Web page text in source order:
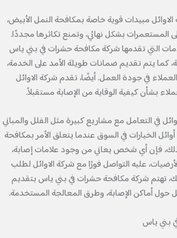
مبيدات قوية خاصة بمكافحة النمل الأبيض،
بشكل نهائي، وتمنع تكاثرها مجددًا.
التي تقدمها شركة مكافحة حشرات في بني ياس
يتم تقديم ضمانات طويلة الأمد على الخدمة،
في جودة العمل. أيضًا، تقدم شركة الاوائل
بشأن كيفية الوقاية من الإصابة مستقبلاً.
في التعامل مع مشاريع كبيرة مثل الفلل والمباني
الخيارات في السوق عندما يتعلق الأمر بمكافحة
فإن أي شخص يعاني من وجود علامات إصابة،
عليه التواصل فورًا مع شركة الاوائل لطلب
تهتم شركة مكافحة حشرات في بني ياس بتقديم
أماكن الإصابة، وطرق المعالجة المستخدمة.
بني ياس